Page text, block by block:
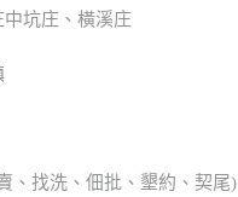
坑庄、橫溪庄
、找洗、佃批、墾約、契尾)